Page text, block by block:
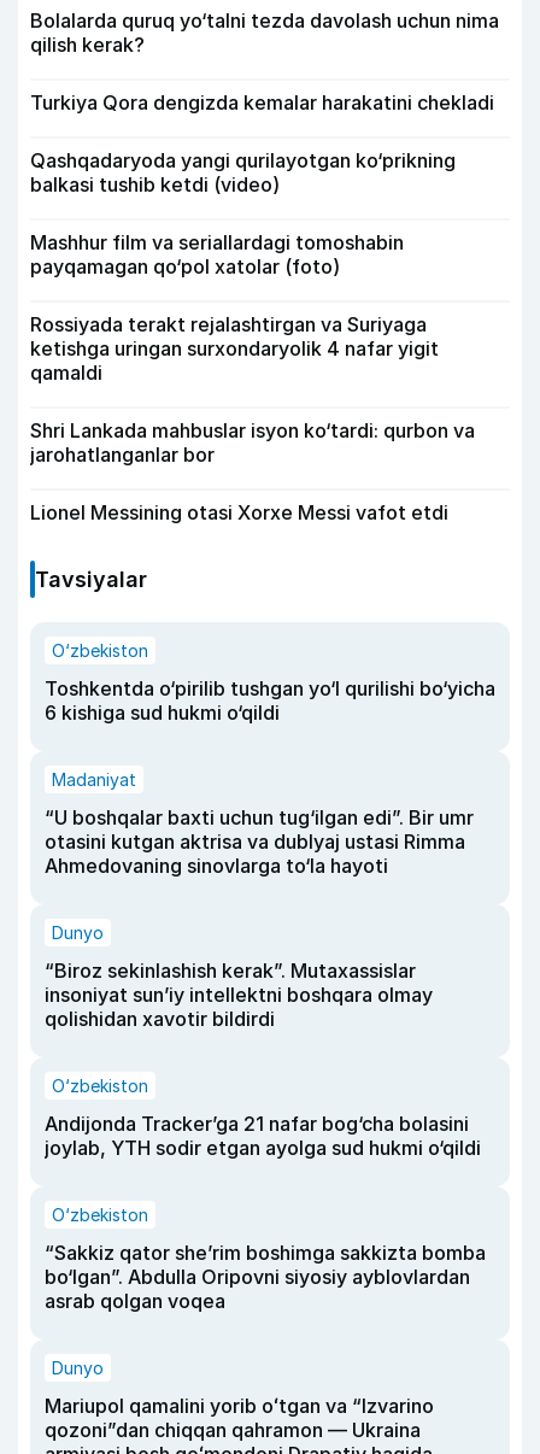
Bolalarda quruq yo‘talni tezda davolash uchun nima
qilish kerak?
Turkiya Qora dengizda kemalar harakatini chekladi
Qashqadaryoda yangi qurilayotgan ko‘prikning
balkasi tushib ketdi (video)
Mashhur film va seriallardagi tomoshabin
payqamagan qo‘pol xatolar (foto)
Rossiyada terakt rejalashtirgan va Suriyaga
ketishga uringan surxondaryolik 4 nafar yigit
qamaldi
Shri Lankada mahbuslar isyon ko‘tardi: qurbon va
jarohatlanganlar bor
Lionel Messining otasi Xorxe Messi vafot etdi
Tavsiyalar
O‘zbekiston
Toshkentda o‘pirilib tushgan yo‘l qurilishi bo‘yicha
6 kishiga sud hukmi o‘qildi
Madaniyat
“U boshqalar baxti uchun tug‘ilgan edi”. Bir umr
otasini kutgan aktrisa va dublyaj ustasi Rimma
Ahmedovaning sinovlarga to‘la hayoti
Dunyo
“Biroz sekinlashish kerak”. Mutaxassislar
insoniyat sun’iy intellektni boshqara olmay
qolishidan xavotir bildirdi
O‘zbekiston
Andijonda Tracker’ga 21 nafar bog‘cha bolasini
joylab, YTH sodir etgan ayolga sud hukmi o‘qildi
O‘zbekiston
“Sakkiz qator she’rim boshimga sakkizta bomba
bo‘lgan”. Abdulla Oripovni siyosiy ayblovlardan
asrab qolgan voqea
Dunyo
Mariupol qamalini yorib oʻtgan va “Izvarino
qozoni”dan chiqqan qahramon — Ukraina